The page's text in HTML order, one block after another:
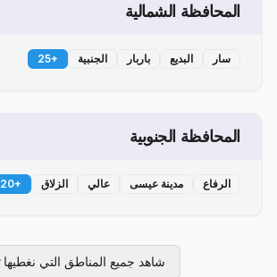
المحافظة الشمالية
سار البديع باربار الجنبية +
25
المحافظة الجنوبية
الرفاع مدينة عيسى عالي الزلاق +
20
شاهد جميع المناطق التي نغطيها